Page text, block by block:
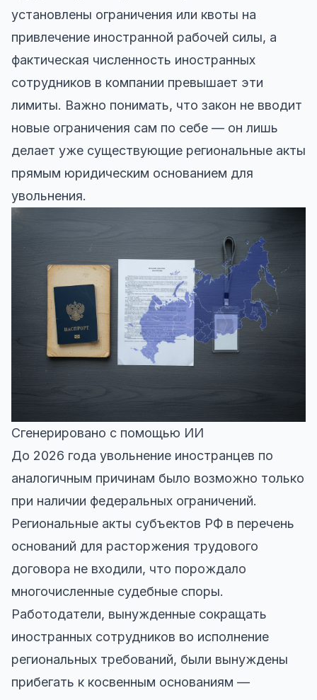
установлены ограничения или квоты на
привлечение иностранной рабочей силы, а
фактическая численность иностранных
сотрудников в компании превышает эти
лимиты. Важно понимать, что закон не вводит
новые ограничения сам по себе — он лишь
делает уже существующие региональные акты
прямым юридическим основанием для
увольнения.
Сгенерировано с помощью ИИ
До 2026 года увольнение иностранцев по
аналогичным причинам было возможно только
при наличии федеральных ограничений.
Региональные акты субъектов РФ в перечень
оснований для расторжения трудового
договора не входили, что порождало
многочисленные судебные споры.
Работодатели, вынужденные сокращать
иностранных сотрудников во исполнение
региональных требований, были вынуждены
прибегать к косвенным основаниям —